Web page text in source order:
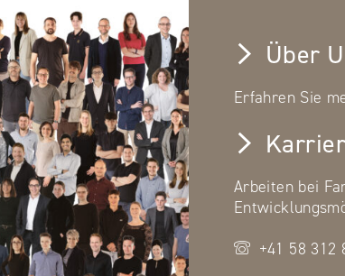
Über
Erfahren Sie
Arbeiten bei
+41 58 312